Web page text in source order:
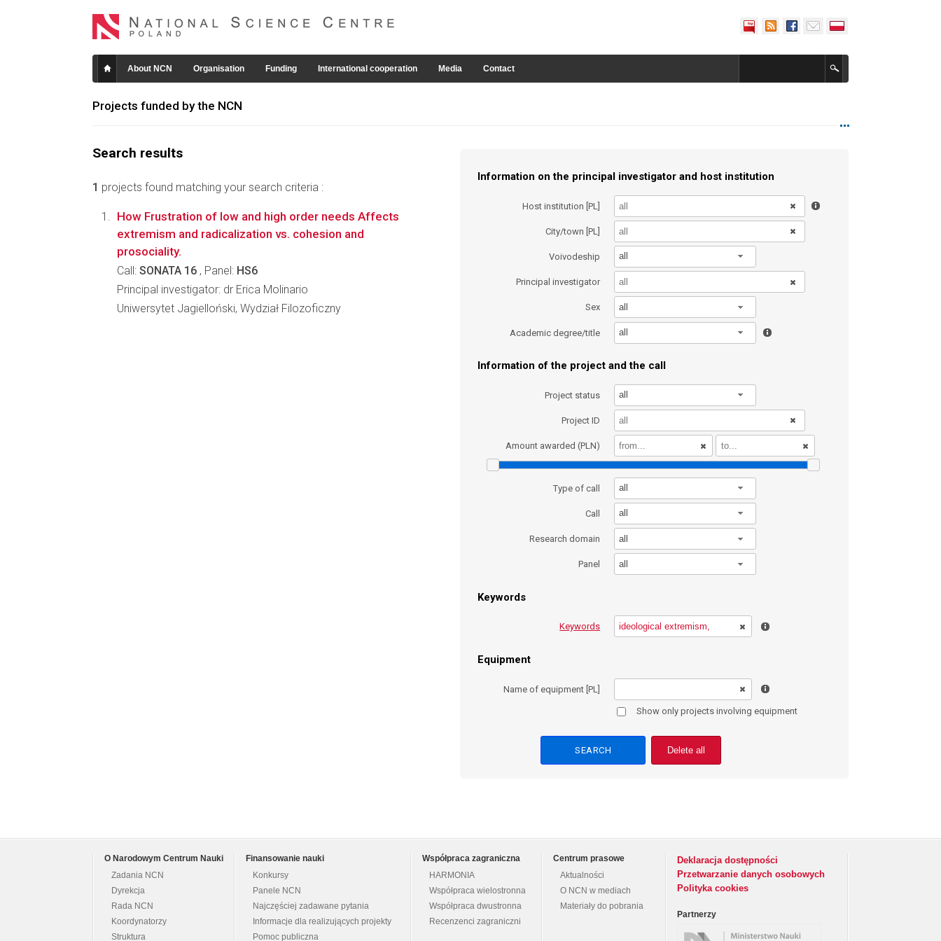
About NCN Organisation Funding International cooperation Media Contact
Projects funded by the NCN
Search results
1 projects found matching your search criteria :
Information on the principal investigator and host institution
Host institution [PL]
City/town [PL]
Voivodeship all
Principal investigator
Sex all
Academic degree/title all
Information of the project and the call
Project status all
Project ID
Amount awarded (PLN)
Type of call all
Call all
Research domain all
Panel all
Keywords
Keywords
Equipment
Name of equipment [PL]
Show only projects involving equipment
Delete all
How Frustration of low and high order needs Affects
extremism and radicalization vs. cohesion and
prosociality.
Call: SONATA 16 , Panel: HS6
Principal investigator: dr Erica Molinario
Uniwersytet Jagielloński, Wydział Filozoficzny
O Narodowym Centrum Nauki
Zadania NCN
Dyrekcja
Rada NCN
Koordynatorzy
Struktura
Finansowanie nauki
Konkursy
Panele NCN
Najczęściej zadawane pytania
Informacje dla realizujących projekty
Pomoc publiczna
Współpraca zagraniczna
HARMONIA
Współpraca wielostronna
Współpraca dwustronna
Recenzenci zagraniczni
Centrum prasowe
Aktualności
O NCN w mediach
Materiały do pobrania
Deklaracja dostępności
Przetwarzanie danych osobowych
Polityka cookies
Partnerzy